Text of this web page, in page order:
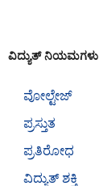
ವಿದ್ಯುತ್ ನಿಯಮಗಳು
ವೋಲ್ಟೇಜ್
ಪ್ರಸ್ತುತ
ಪ್ರತಿರೋಧ
ವಿದ್ಯುತ್ ಶಕ್ತಿ